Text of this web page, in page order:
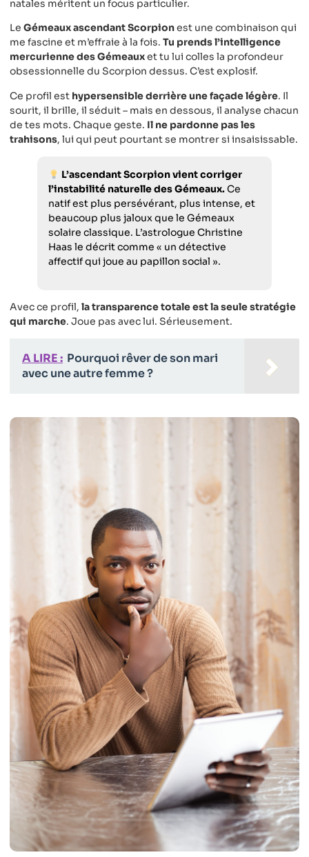
natales méritent un focus particulier.
Le Gémeaux ascendant Scorpionest une combinaison qui
me fascine et m’effraie à la fois. Tu prends l’intelligence
mercurienne des Gémeauxet tu lui colles la profondeur
obsessionnelle du Scorpion dessus. C’est explosif.
Ce profil est hypersensible derrière une façade légère. Il
sourit, il brille, il séduit – mais en dessous, il analyse chacun
de tes mots. Chaque geste. Il ne pardonne pas les
trahisons, lui qui peut pourtant se montrer si insaisissable.
L’ascendant Scorpion vient corriger
l’instabilité naturelle des Gémeaux.Ce
natif est plus persévérant, plus intense, et
beaucoup plus jaloux que le Gémeaux
solaire classique. L’astrologue Christine
Haas le décrit comme « un détective
affectif qui joue au papillon social ».
Avec ce profil, la transparence totale est la seule stratégie
qui marche. Joue pas avec lui. Sérieusement.
A LIRE : Pourquoi rêver de son mari
avec une autre femme ?